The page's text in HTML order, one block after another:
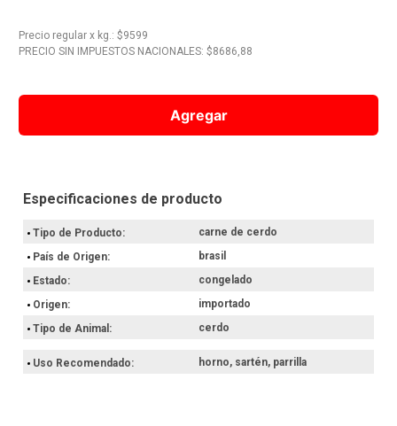
Precio regular x kg. : $9599
PRECIO SIN IMPUESTOS NACIONALES: $8686,88
Agregar
Tipo de Producto
carne de cerdo
País de Origen
brasil
Estado
congelado
Origen
importado
Tipo de Animal
cerdo
Uso Recomendado horno, sartén, parrilla
9.
Chocolate